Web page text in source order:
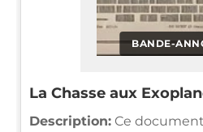
BANDE-
La Chasse aux
Description: Ce